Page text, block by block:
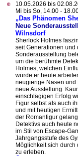
10.05.2026 bis
Mi bis So, 14.00 -
„Das Phänomen
Neue
Wilnsdorf
Sherlock Holmes
seit Generationen und
Sonderausstellung
um die berühmte
Holmes, welchen
würde er heute
neugierige Nasen und
neue Ausstellung.
einschlägigen Erfolg
Figur selbst als auch
und mit heutigen
der Romanfigur
Detektivs auch heute
im Stil von Escape-
Jahrgangsstufe des
Möglichkeit sich
zu erleben.